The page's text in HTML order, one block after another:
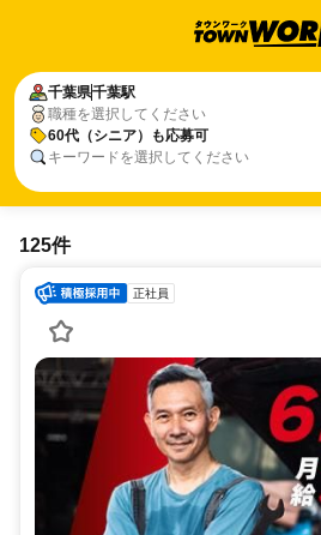
千葉県千葉駅
職種を選択してください
60代（シニア）も応募可
キーワードを選択してください
125件
正社員